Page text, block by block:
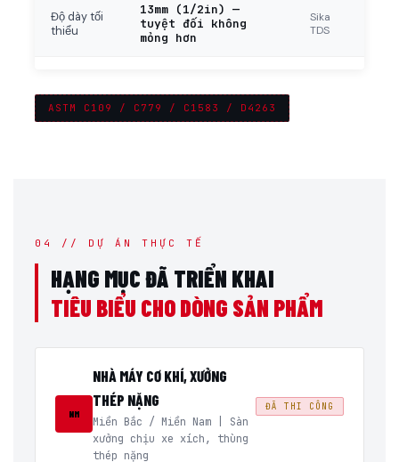
Độ dày tối
thiểu
13mm (1/2in) —
tuyệt đối không
mỏng hơn
Sika
TDS
ASTM C109 / C779 / C1583 / D4263
04 // DỰ ÁN THỰC TẾ
HẠNG MỤC ĐÃ TRIỂN KHAI
TIÊU BIỂU CHO DÒNG SẢN PHẨM
NM
NHÀ MÁY CƠ KHÍ, XƯỞNG
THÉP NẶNG
Miền Bắc / Miền Nam | Sàn
xưởng chịu xe xích, thùng
thép nặng
ĐÃ THI CÔNG